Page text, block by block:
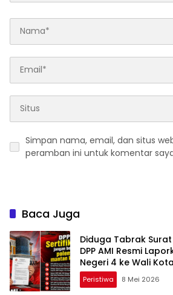
Simpan nama, email, dan situs
peramban ini untuk komentar
Baca Juga
Diduga Tabrak
DPP AMI Resmi
Negeri 4 ke Wali Kota
Peristiwa 8 Mei 2026